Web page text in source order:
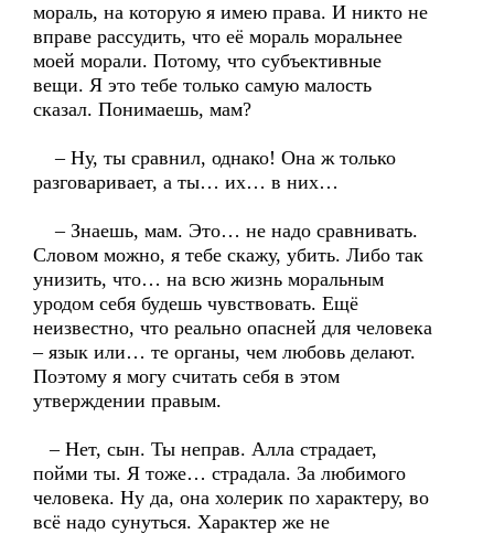
мораль, на которую я имею права. И никто не
вправе рассудить, что её мораль моральнее
моей морали. Потому, что субъективные
вещи. Я это тебе только самую малость
сказал. Понимаешь, мам?
– Ну, ты сравнил, однако! Она ж только
разговаривает, а ты… их… в них…
– Знаешь, мам. Это… не надо сравнивать.
Словом можно, я тебе скажу, убить. Либо так
унизить, что… на всю жизнь моральным
уродом себя будешь чувствовать. Ещё
неизвестно, что реально опасней для человека
– язык или… те органы, чем любовь делают.
Поэтому я могу считать себя в этом
утверждении правым.
– Нет, сын. Ты неправ. Алла страдает,
пойми ты. Я тоже… страдала. За любимого
человека. Ну да, она холерик по характеру, во
всё надо сунуться. Характер же не